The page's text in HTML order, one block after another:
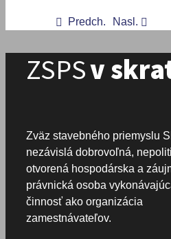
Predch. Nasl.
ZSPSv
Zväz stavebného priemyslu
nezávislá dobrovoľná,
otvorená hospodárska a
právnická osoba
činnosť ako organizácia
zamestnávateľov.